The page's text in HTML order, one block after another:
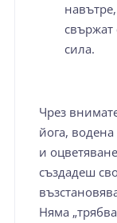
свържат
сила.
Чрез
йога,
и
създадеш
Няма